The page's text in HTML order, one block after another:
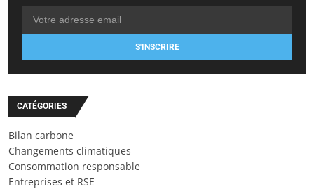
S'INSCRIRE
CATÉGORIES
Bilan carbone
Changements climatiques
Consommation responsable
Entreprises et RSE